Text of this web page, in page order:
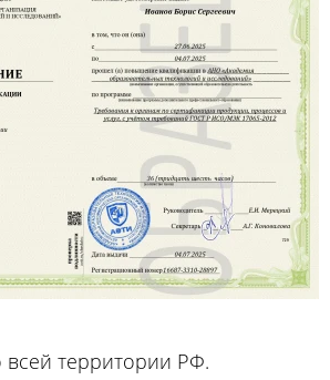
всей территории РФ.